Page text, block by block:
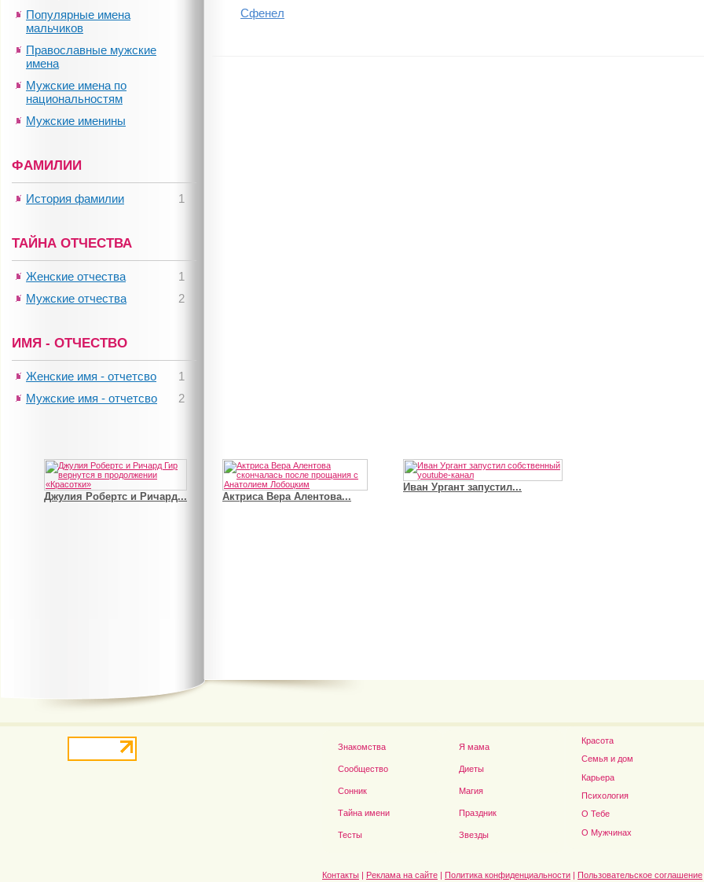
Сфенел
Популярные имена
мальчиков
Православные мужские
имена
Мужские имена по
национальностям
Мужские именины
ФАМИЛИИ
1
История фамилии
ТАЙНА ОТЧЕСТВА
1
Женские отчества
2
Мужские отчества
ИМЯ - ОТЧЕСТВО
1
Женские имя - отчетсво
2
Мужские имя - отчетсво
Джулия Робертс и Ричард... Актриса Вера Алентова...
Иван Ургант запустил...
Дэниел Рэдклифф...
Знакомства
Сообщество
Сонник
Тайна имени
Тесты
Я мама
Диеты
Магия
Праздник
Звезды
Красота
Семья и дом
Карьера
Психология
О Тебе
О Мужчинах
Контакты | Реклама на сайте | Политика конфиденциальности | Пользовательское соглашение